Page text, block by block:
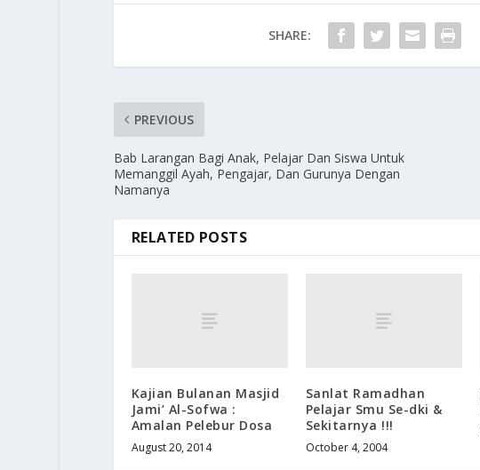
SHARE:
PREVIOUS
Bab Larangan Bagi Anak, Pelajar Dan Siswa Untuk
Memanggil Ayah, Pengajar, Dan Gurunya Dengan
Namanya
RELATED POSTS
Kajian Bulanan Masjid
Jami’ Al-Sofwa :
Amalan Pelebur Dosa
August 20, 2014
Sanlat Ramadhan
Pelajar Smu Se-dki &
Sekitarnya !!!
October 4, 2004